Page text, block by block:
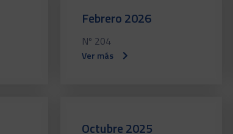
Febrero 2026
Nº 204
Ver más
Octubre 2025